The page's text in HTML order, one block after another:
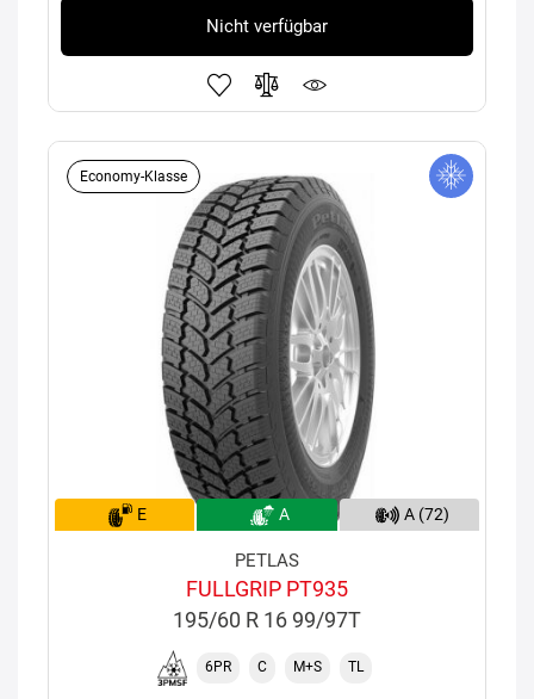
Nicht verfügbar
Economy-Klasse
E A A (72)
PETLAS
FULLGRIP PT935
195/60 R 16 99/97T
6PR C M+S TL